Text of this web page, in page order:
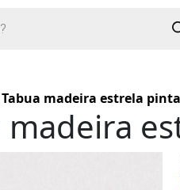
madeira estrela
madeira